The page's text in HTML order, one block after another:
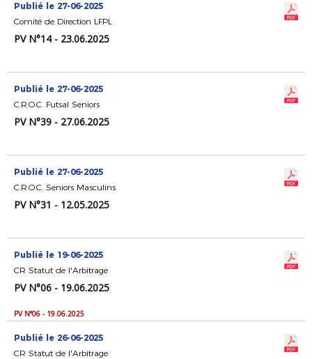
Publié le 27-06-2025
Comité de Direction LFPL
PV N°14 - 23.06.2025
Publié le 27-06-2025
C.R.O.C. Futsal Seniors
PV N°39 - 27.06.2025
Publié le 27-06-2025
C.R.O.C. Seniors Masculins
PV N°31 - 12.05.2025
Publié le 19-06-2025
CR Statut de l'Arbitrage
PV N°06 - 19.06.2025
PV N°06 - 19.06.2025
Publié le 26-06-2025
CR Statut de l'Arbitrage